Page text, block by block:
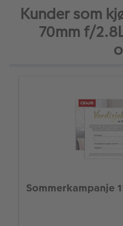
Kunder som
70mm f/
Sommerkampanje